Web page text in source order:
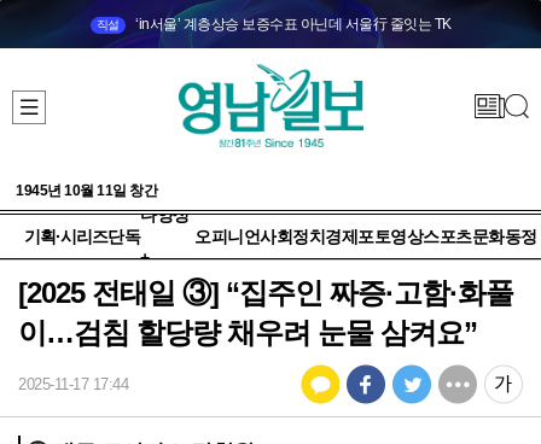
직설 ‘in서울’ 계층상승 보증수표 아닌데 서울行 줄잇는 TK
1945년 10월 11일 창간
기획·시리즈단독
다양성
+
오피니언사회정치 경제 포토영상스포츠문화동정
[2025 전태일 ③] “집주인 짜증·고함·화풀
이…검침 할당량 채우려 눈물 삼켜요”
2025-11-17 17:44